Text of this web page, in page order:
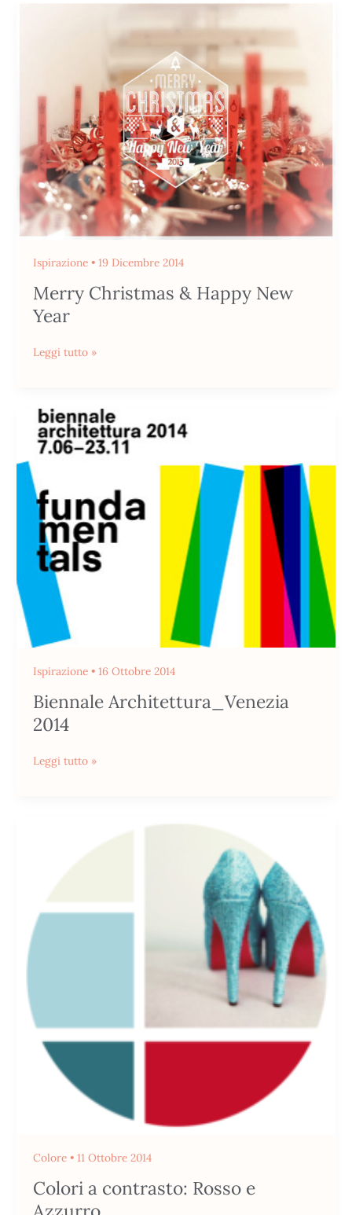
Ispirazione• 19 Dicembre 2014
Merry Christmas & Happy New
Year
Year
Leggi tutto »
Ispirazione• 16 Ottobre 2014
Biennale Architettura_Venezia
2014
Biennale
Architettura_Venezia
2014
Leggi tutto »
Colore• 11 Ottobre 2014
Colori a contrasto: Rosso e
contrasto:
Rosso
Azzurro